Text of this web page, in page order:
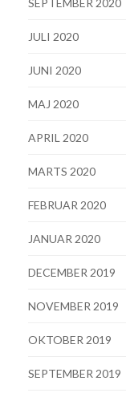
JULI 2020
JUNI 2020
MAJ 2020
APRIL 2020
MARTS 2020
FEBRUAR 2020
JANUAR 2020
DECEMBER 2019
NOVEMBER 2019
OKTOBER 2019
SEPTEMBER 2019